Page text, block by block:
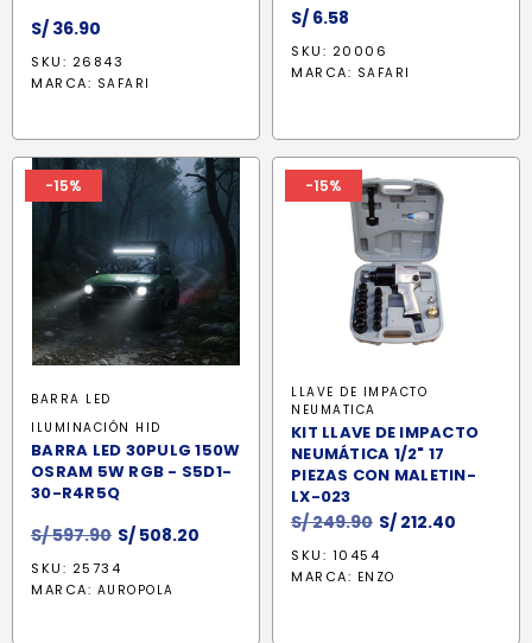
S/ 36.90
SKU: 26843
MARCA: SAFARI
S/ 6.58
SKU: 20006
MARCA: SAFARI
-15%
BARRA LED
ILUMINACIÓN HID
BARRA LED 30PULG 150W
OSRAM 5W RGB - S5D1-
30-R4R5Q
S/597.90 El
precio
original
S/ 508.20
SKU: 25734
MARCA: AUROPOLA
-15%
LLAVE DE IMPACTO
NEUMATICA
KIT LLAVE DE IMPACTO
NEUMÁTICA 1/2" 17
PIEZAS CON MALETIN-
LX-023
S/249.90 El
original
S/ 212.40
SKU: 10454
MARCA: ENZO